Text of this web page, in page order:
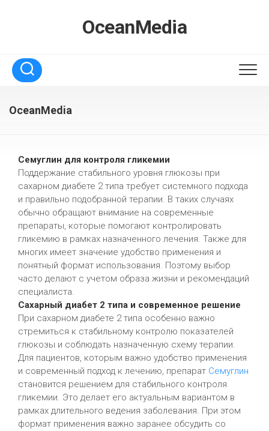
OceanMedia
OceanMedia
Семуглин для контроля гликемии
Поддержание стабильного уровня глюкозы при
сахарном диабете 2 типа требует системного подхода
и правильно подобранной терапии. В таких случаях
обычно обращают внимание на современные
препараты, которые помогают контролировать
гликемию в рамках назначенного лечения. Также для
многих имеет значение удобство применения и
понятный формат использования. Поэтому выбор
часто делают с учетом образа жизни и рекомендаций
специалиста.
Сахарный диабет 2 типа и современное решение
При сахарном диабете 2 типа особенно важно
стремиться к стабильному контролю показателей
глюкозы и соблюдать назначенную схему терапии.
Для пациентов, которым важно удобство применения
и современный подход к лечению, препарат Семуглин
становится решением для стабильного контроля
гликемии. Это делает его актуальным вариантом в
рамках длительного ведения заболевания. При этом
формат применения важно заранее обсудить со